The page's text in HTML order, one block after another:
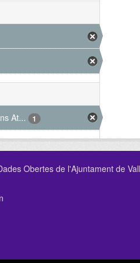
At...
1
Obertes de l'Ajuntament de